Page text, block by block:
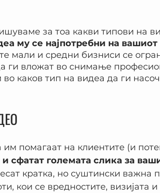
за тоа какви типови на
му се најпотребни на
мали и средни бизниси се
ги вложат во снимање
каков тип на видеа да ги
помагаат на клиентите (и
и сфатат големата слика за
кратка, но суштински важна
кои се вредностите, визијата